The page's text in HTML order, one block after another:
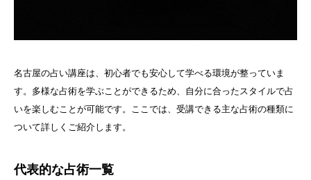
名古屋の占い講座は、初心者でも安心して学べる環境が整っていま
す。多様な占術を学ぶことができるため、自分に合ったスタイルで占
いを楽しむことが可能です。ここでは、受講できる主な占術の種類に
ついて詳しくご紹介します。
代表的な占術一覧